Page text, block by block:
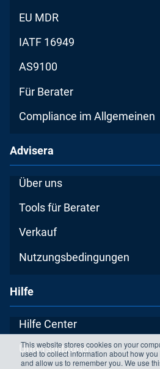
This website stores cookies on your
used to collect information about how
and allow us to remember you. We use
EU MDR
IATF 16949
AS9100
Für Berater
Compliance im Allgemeinen
Advisera
Über uns
Tools für Berater
Verkauf
Nutzungsbedingungen
Hilfe
Hilfe Center
Unterstützung